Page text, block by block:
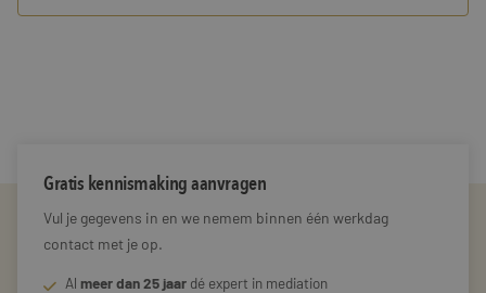
Gratis kennismaking aanvragen
Vul je gegevens in en we nemem binnen één werkdag
contact met je op.
Al meer dan 25 jaar dé expert in mediation